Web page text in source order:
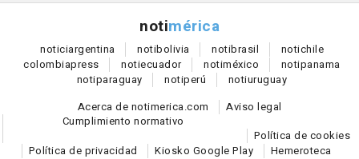
notimérica
noticiargentina notibolivia notibrasil notichile
colombiapress notiecuador notiméxico notipanama
notiparaguay notiperú notiuruguay
Acerca de notimerica.com
Aviso legal
Cumplimiento normativo
Política de cookies
Política de privacidad
Kiosko Google Play
Hemeroteca